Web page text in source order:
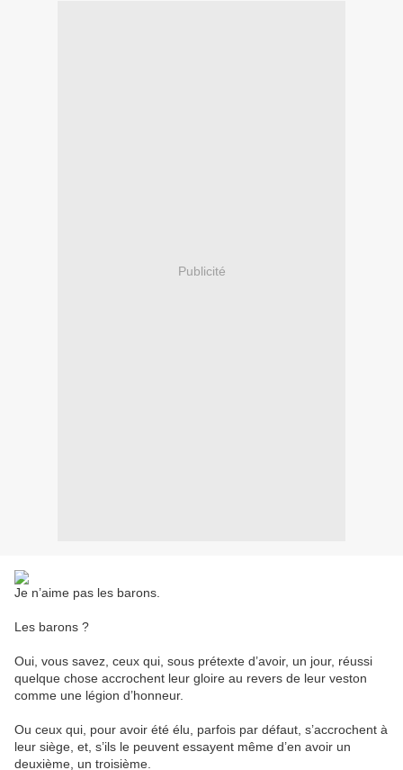
Publicité
Je n’aime pas les barons.
Les barons ?
Oui, vous savez, ceux qui, sous prétexte d’avoir, un jour, réussi
quelque chose accrochent leur gloire au revers de leur veston
comme une légion d’honneur.
Ou ceux qui, pour avoir été élu, parfois par défaut, s’accrochent à
leur siège, et, s’ils le peuvent essayent même d’en avoir un
deuxième, un troisième.